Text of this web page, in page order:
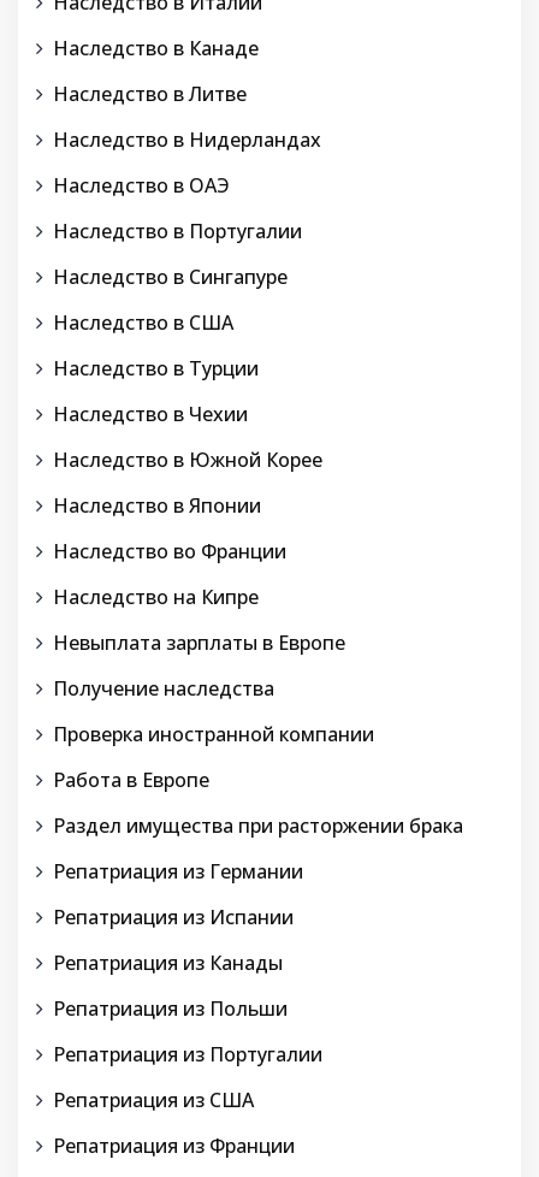
Наследство в Канаде
Наследство в Литве
Наследство в Нидерландах
Наследство в ОАЭ
Наследство в Португалии
Наследство в Сингапуре
Наследство в США
Наследство в Турции
Наследство в Чехии
Наследство в Южной Корее
Наследство в Японии
Наследство во Франции
Наследство на Кипре
Невыплата зарплаты в Европе
Получение наследства
Проверка иностранной компании
Работа в Европе
Раздел имущества при расторжении брака
Репатриация из Германии
Репатриация из Испании
Репатриация из Канады
Репатриация из Польши
Репатриация из Португалии
Репатриация из США
Репатриация из Франции